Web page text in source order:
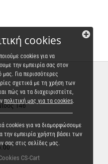
146
cookies
cookies για να
την εμπειρία σας στον
μας. Για περισσότερες
σχετικά με τη χρήση των
πώς να τα διαχειριστείτε,
πολιτική μας για τα cookies.
cookies για να διαμορφώσουμε
την εμπειρία χρήστη βάσει των
σας στις σελίδες μας.
CS-Cart